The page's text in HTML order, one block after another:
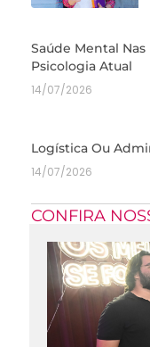
Saúde Mental Nas
Psicologia Atual
14/07/2026
Logística Ou
14/07/2026
CONFIRA